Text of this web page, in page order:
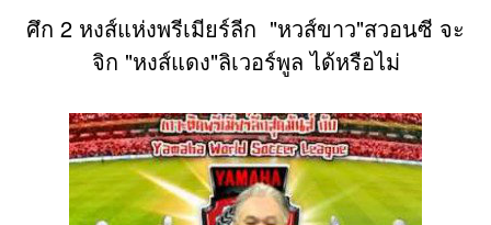
ศึก 2 หงส์แห่งพรีเมียร์ลีก "หวส์ขาว"สวอนซี จะ
จิก "หงส์แดง"ลิเวอร์พูล ได้หรือไม่